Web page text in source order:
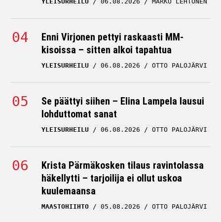
Enni Virjonen pettyi raskaasti MM-
kisoissa – sitten alkoi tapahtua
YLEISURHEILU 06.08.2026 OTTO PALOJÄRVI
Se päättyi siihen – Elina Lampela lausui
lohduttomat sanat
YLEISURHEILU 06.08.2026 OTTO PALOJÄRVI
Krista Pärmäkosken tilaus ravintolassa
häkellytti – tarjoilija ei ollut uskoa
kuulemaansa
MAASTOHIIHTO 05.08.2026 OTTO PALOJÄRVI